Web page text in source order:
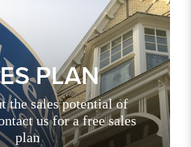
PLAN
the sales potential of
us for a free sales
plan